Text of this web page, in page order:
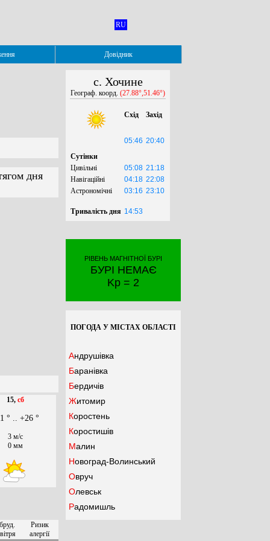
RU
Довідник
дня
15, сб
° .. +26 °
3 м/с
0 мм
Ризик
алергії
с. Хочине
Географ. коорд. (27.88°,51.46°)
Схід Захід
05:46 20:40
Сутінки
Цивільні
05:08 21:18
Навігаційні
04:18 22:08
Астрономічні
03:16 23:10
Тривалість дня 14:53
РІВЕНЬ МАГНІТНОЇ БУРІ
БУРІ НЕМАЄ
Kp = 2
ПОГОДА У МІСТАХ ОБЛАСТІ
Андрушівка
Баранівка
Бердичів
Житомир
Коростень
Коростишів
Малин
Новоград-Волинський
Овруч
Олевськ
Радомишль